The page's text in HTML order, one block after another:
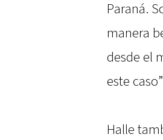
Paraná.
manera
desde el
este
Halle